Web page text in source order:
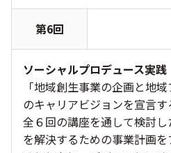
第6回
ソーシャルプロデュース実践
「地域創生事業の企画と地
のキャリアビジョンを宣言す
全６回の講座を通して検討
を解決するための事業計画